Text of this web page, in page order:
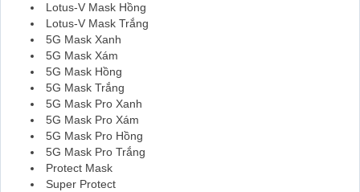
Lotus-V Mask Hồng
Lotus-V Mask Trắng
5G Mask Xanh
5G Mask Xám
5G Mask Hồng
5G Mask Trắng
5G Mask Pro Xanh
5G Mask Pro Xám
5G Mask Pro Hồng
5G Mask Pro Trắng
Protect Mask
Super Protect